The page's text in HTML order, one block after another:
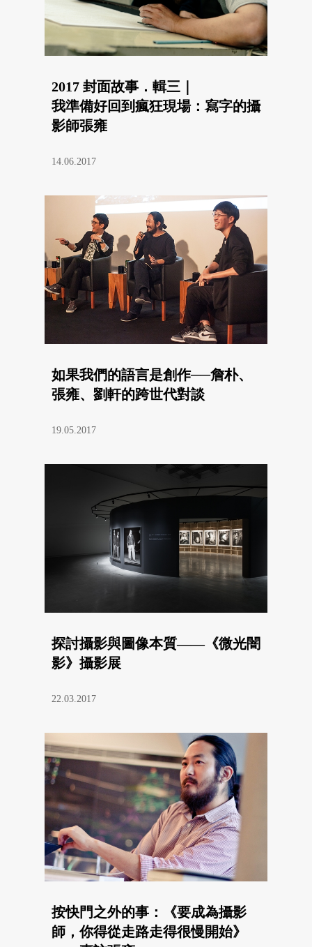
2017 封面故事．輯三｜
我準備好回到瘋狂現場：寫字的攝
影師張雍
14.06.2017
如果我們的語言是創作──詹朴、
張雍、劉軒的跨世代對談
19.05.2017
探討攝影與圖像本質——《微光闇
影》攝影展
22.03.2017
按快門之外的事：《要成為攝影
師，你得從走路走得很慢開始》